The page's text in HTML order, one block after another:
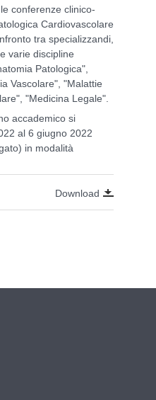
conferenze clinico-
Cardiovascolare
tra specializzandi,
varie discipline
Patologica",
Vascolare", "Malattie
"Medicina Legale".
accademico si
al 6 giugno 2022
in modalità
Download